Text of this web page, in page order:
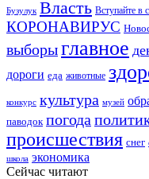
Бузулук Власть Вступайте в
КОРОНАВИРУС
выборыглавное
дороги еда животные
конкурс культура музей
паводок погода
происшествия снег
школа экономика
Сейчас читают